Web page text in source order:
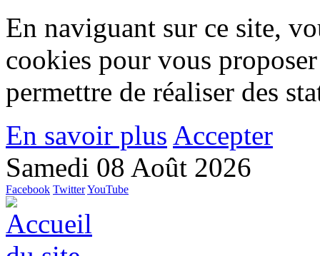
En naviguant sur ce site,
cookies pour vous
permettre de réaliser des
En savoir plus Accepter
Samedi 08 Août 2026
Facebook TwitterYouTube